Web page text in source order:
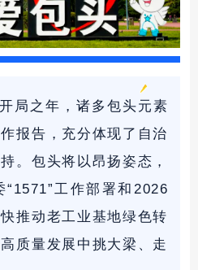
局之年，诸多包头元素
报告，充分体现了自治
。包头将以昂扬姿态，
工作部署和2026
推动老工业基地绿色转
质量发展中挑大梁、走